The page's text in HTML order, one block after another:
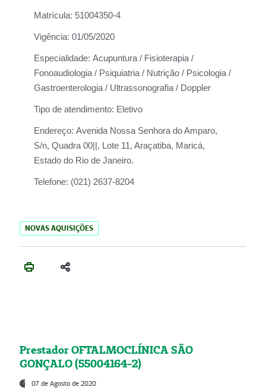
Matrícula: 51004350-4
Vigência: 01/05/2020
Especialidade: Acupuntura / Fisioterapia /
Fonoaudiologia / Psiquiatria / Nutrição / Psicologia /
Gastroenterologia / Ultrassonografia / Doppler
Tipo de atendimento: Eletivo
Endereço: Avenida Nossa Senhora do Amparo,
S/n, Quadra 00||, Lote 11, Araçatiba, Maricá,
Estado do Rio de Janeiro.
Telefone: (021) 2637-8204
NOVAS AQUISIÇÕES
Prestador OFTALMOCLÍNICA SÃO
GONÇALO (55004164-2)
07 de Agosto de 2020